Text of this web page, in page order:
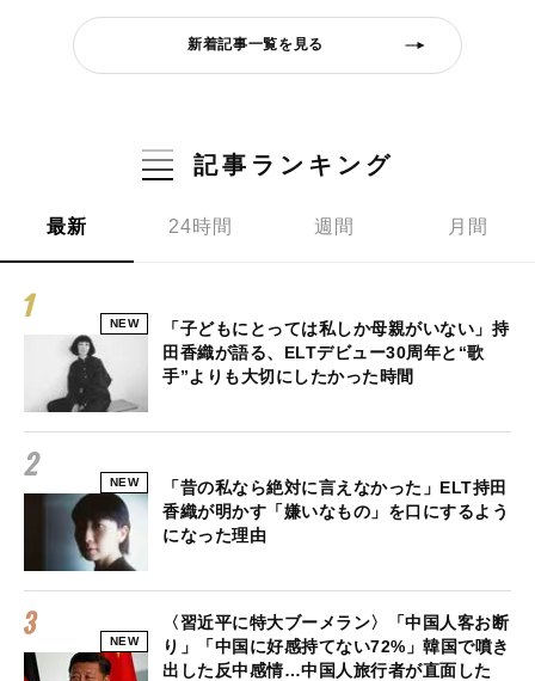
新着記事一覧を見る
記事ランキング
最新 24時間 週間 月間
NEW
「子どもにとっては私しか母親がいない」持
田香織が語る、ELTデビュー30周年と“歌
手”よりも大切にしたかった時間
NEW
「昔の私なら絶対に言えなかった」ELT持田
香織が明かす「嫌いなもの」を口にするよう
になった理由
NEW
〈習近平に特大ブーメラン〉「中国人客お断
り」「中国に好感持てない72%」韓国で噴き
出した反中感情…中国人旅行者が直面した